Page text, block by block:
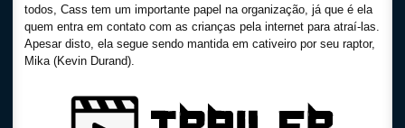
todos, Cass tem um importante papel na organização, já que é ela
quem entra em contato com as crianças pela internet para atraí-las.
Apesar disto, ela segue sendo mantida em cativeiro por seu raptor,
Mika (Kevin Durand).